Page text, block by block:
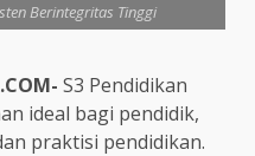
Berintegritas Tinggi
S3 Pendidikan
ideal bagi pendidik,
praktisi pendidikan.